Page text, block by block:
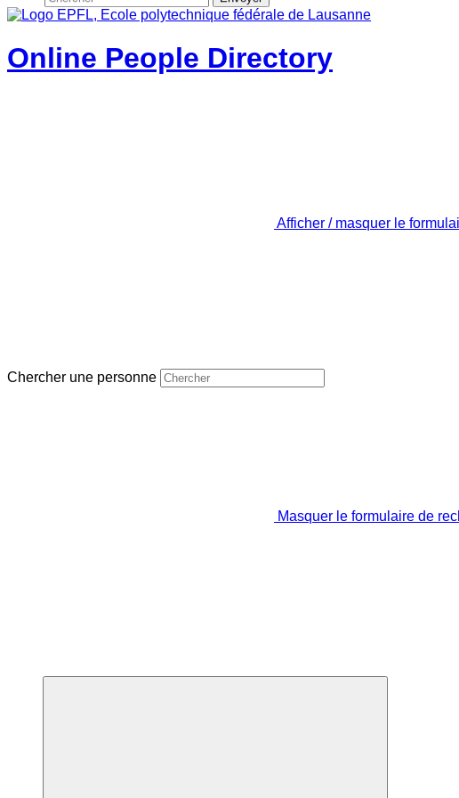
Online People Directory
Afficher / masquer le
Chercher une personne
Masquer le formulaire de